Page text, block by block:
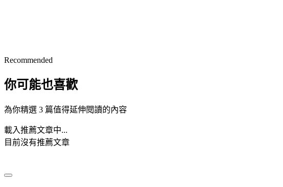
Recommended
你可能也喜歡
為你精選 3 篇值得延伸閱讀的內容
載入推薦文章中...
目前沒有推薦文章